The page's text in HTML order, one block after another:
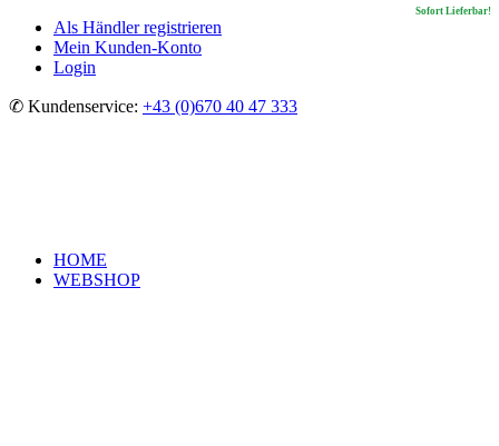
Als Händler registrieren
Mein Kunden-Konto
Login
✆ Kundenservice: +43 (0)670 40 47 333
HOME
WEBSHOP
Sofort Lieferbar!